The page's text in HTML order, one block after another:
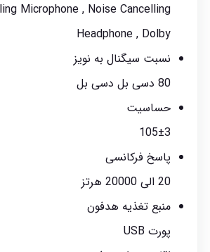
Microphone , Noise Cancelling
Headphone , Dolby
نسبت سیگنال به نویز
80 دسی بل دسی بل
حساسیت
105±3
پاسخ فرکانسی
20 الی 20000 هرتز
منبع تغذیه هدفون
پورت USB